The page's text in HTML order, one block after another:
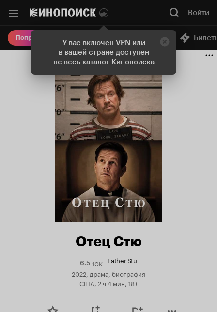
У вас включен VPN или
в вашей стране доступен
не весь каталог Кинопоиска
Войти
Попробовать Плюс Онлайн-кинотеатр
Отец Стю
6.5Рейтинг
Кинопоиска
6.5
10K Father Stu
2022, драма, биография
США, 2 ч 4 мин, 18+